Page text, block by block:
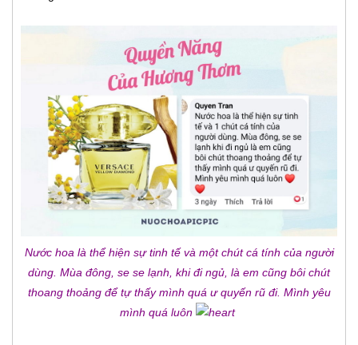
Nước hoa là thể hiện sự tinh tế và một chút cá tính của người
dùng. Mùa đông, se se lạnh, khi đi ngủ, là em cũng bôi chút
thoang thoảng để tự thấy mình quá ư quyến rũ đi. Mình yêu
mình quá luôn